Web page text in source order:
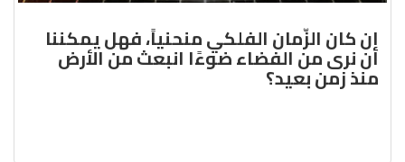
إن كان الزّمان الفلكي منحنياً، فهل يمكننا
أن نرى من الفضاء ضوءًا انبعث من الأرض
منذ زمن بعيد؟